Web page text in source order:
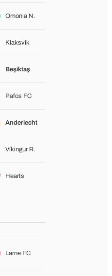
Omonia N.
Klaksvík
Beşiktaş
Pafos FC
Anderlecht
Víkingur R.
Hearts
Larne FC